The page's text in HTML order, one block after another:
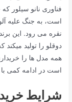
فناوری نانو سیلور
است، به جنگ علیه
نقره می رود. این
دوقلو را تولید میکند
همه مدل ها را
است در ادامه کمی
شرایط